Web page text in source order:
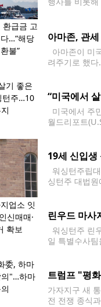
아마존, 관
아마존이 미
려주기로 했
“미국에서
미국에서 주
월드리포트
19세 신입생
워싱턴주립
싱턴주 대법
린우드 마사
워싱턴주 린
일 특별수사
트럼프 "평
가자지구 새
전 전쟁 종식